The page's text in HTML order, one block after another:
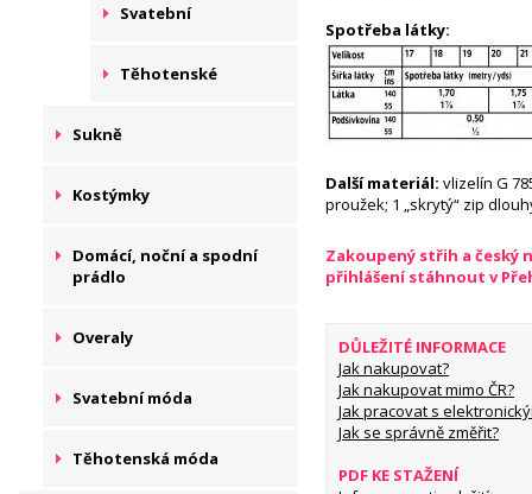
Svatební
Těhotenské
Sukně
Kostýmky
Domácí, noční a spodní
prádlo
Overaly
Svatební móda
Těhotenská móda
Spotřeba látky:
Další materiál: vlizelín G
proužek; 1 „skrytý“ zip
Zakoupený střih a český
přihlášení stáhnout v
DŮLEŽITÉ INFORMACE
Jak nakupovat?
Jak nakupovat mimo ČR?
Jak pracovat s
Jak se správně změřit?
PDF KE STAŽENÍ